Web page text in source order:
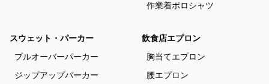
作業着ポロシャツ
スウェット・パーカー
プルオーバーパーカー
ジップアップパーカー
飲食店エプロン
胸当てエプロン
腰エプロン